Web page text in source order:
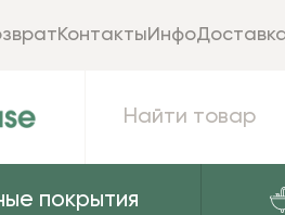
покрытия
КонтактыИнфо